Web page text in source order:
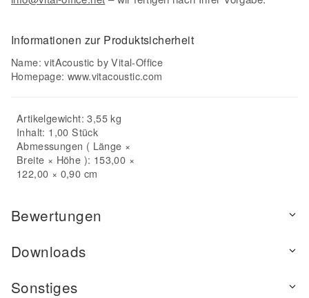
Informationen zur Produktsicherheit
Name: vitAcoustic by Vital-Office
Homepage:www.vitacoustic.com
Artikelgewicht: 3,55 kg
Inhalt: 1,00 Stück
Abmessungen ( Länge ×
Breite × Höhe ): 153,00 ×
122,00 × 0,90 cm
Bewertungen
Downloads
Sonstiges